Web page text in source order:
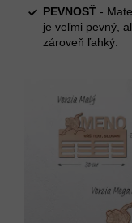
PEVNOSŤ -
je veľmi pevný,
zároveň ľahký.